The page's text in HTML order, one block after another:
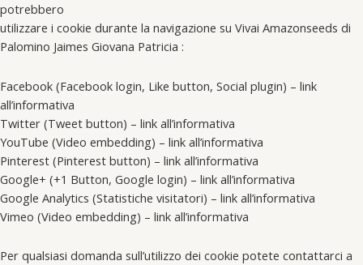
potrebbero
utilizzare i cookie durante la navigazione su Vivai Amazonseeds di
Palomino Jaimes Giovana Patricia :
Facebook (Facebook login, Like button, Social plugin) – link
all’informativa
Twitter (Tweet button) – link all’informativa
YouTube (Video embedding) – link all’informativa
Pinterest (Pinterest button) – link all’informativa
Google+ (+1 Button, Google login) – link all’informativa
Google Analytics (Statistiche visitatori) – link all’informativa
Vimeo (Video embedding) – link all’informativa
Per qualsiasi domanda sull’utilizzo dei cookie potete contattarci a